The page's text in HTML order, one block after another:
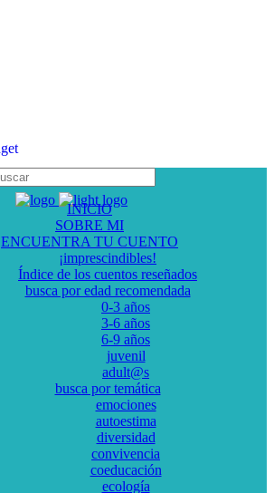
INICIO
SOBRE MI
ENCUENTRA TU CUENTO
¡imprescindibles!
Índice de los cuentos reseñados
busca por edad recomendada
0-3 años
3-6 años
6-9 años
juvenil
adult@s
busca por temática
emociones
autoestima
diversidad
convivencia
coeducación
ecología